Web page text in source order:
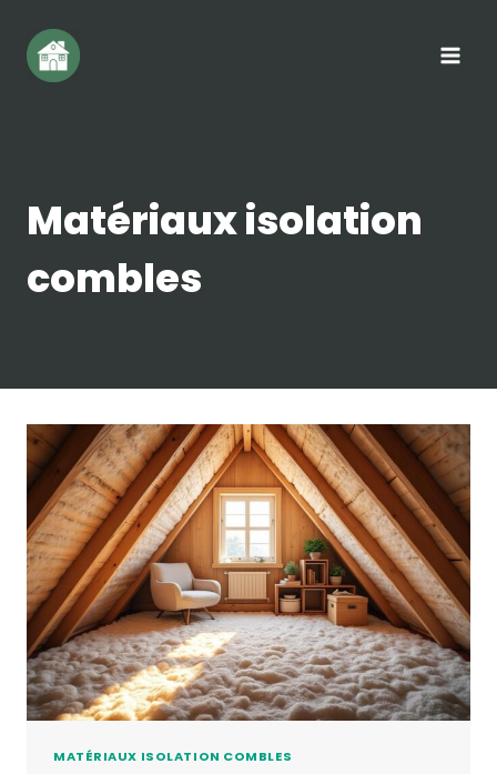
contenu
Matériaux isolation
combles
MATÉRIAUX ISOLATION COMBLES